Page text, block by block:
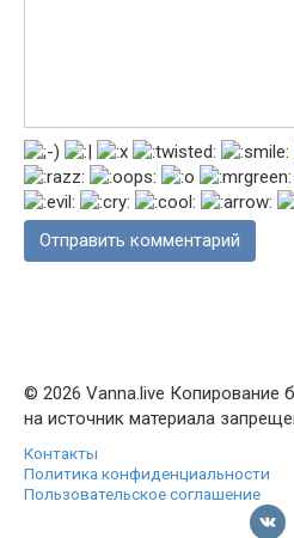
© 2026 Vanna.live Копирование
на источник материала
Контакты
Политика конфиденциальности
Пользовательское соглашение